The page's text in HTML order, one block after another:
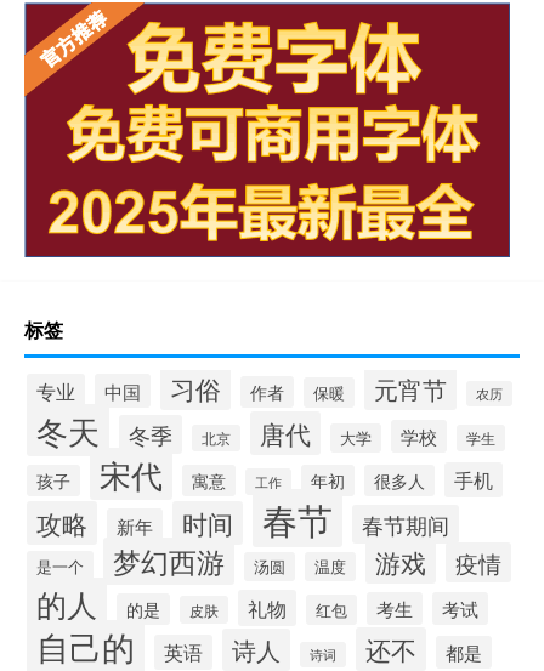
标签
专业 中国 习俗 作者 保暖 元宵节 农历
冬天 冬季 北京 唐代 大学 学校 学生
孩子 宋代 寓意 工作 年初 很多人 手机
攻略 新年 时间 春节 春节期间
是一个 梦幻西游 汤圆 温度 游戏 疫情
的人 的是 皮肤 礼物 红包 考生 考试
自己的 英语 诗人 诗词 还不 都是